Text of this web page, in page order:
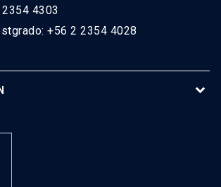
4303
+56 2 2354 4028